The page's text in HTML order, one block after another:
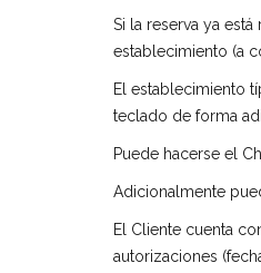
Si la reserva ya
establecimiento (a
El establecimiento
teclado de forma
Puede hacerse el
Adicionalmente
El Cliente cuenta
autorizaciones